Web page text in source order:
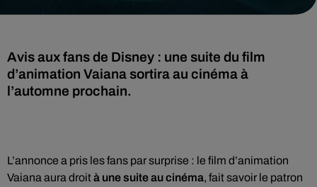
Avis aux fans de Disney : une suite du film
d’animation Vaiana sortira au cinéma à
l’automne prochain.
L’annonce a pris les fans par surprise : le film d’animation
Vaiana aura droità une suite au cinéma, fait savoir le patron